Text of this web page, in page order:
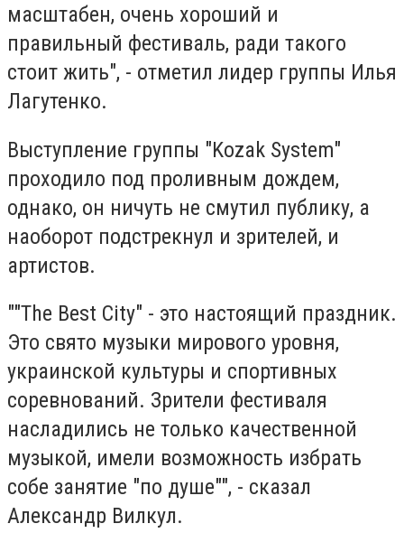
масштабен, очень хороший и
правильный фестиваль, ради такого
стоит жить", - отметил лидер группы Илья
Лагутенко.
Выступление группы "Kozak System"
проходило под проливным дождем,
однако, он ничуть не смутил публику, а
наоборот подстрекнул и зрителей, и
артистов.
""The Best City" - это настоящий праздник.
Это свято музыки мирового уровня,
украинской культуры и спортивных
соревнований. Зрители фестиваля
насладились не только качественной
музыкой, имели возможность избрать
собе занятие "по душе"", - сказал
Александр Вилкул.